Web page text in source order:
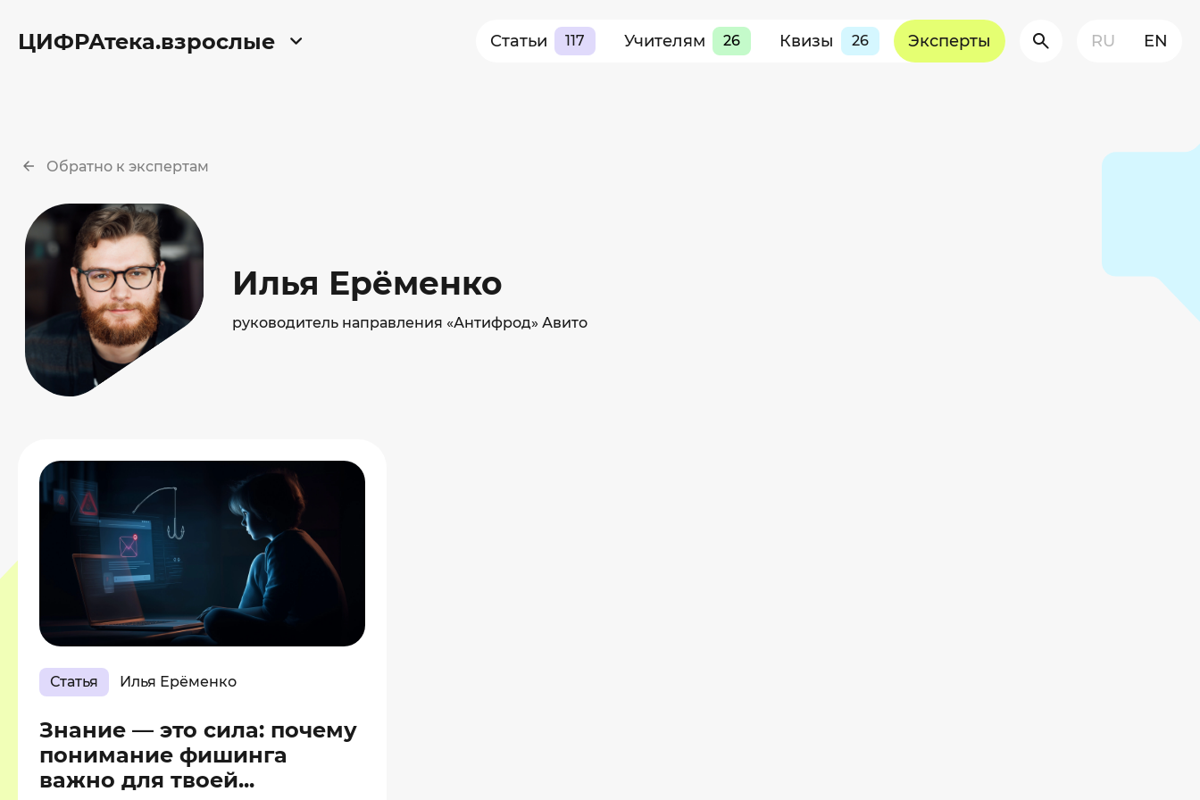
ЦИФРАтека.взрослые Статьи 117 Учителям 26 Квизы 26 Эксперты RU EN
Обратно к экспертам
Илья Ерёменко
руководитель направления «Антифрод» Авито
Статья Илья Ерёменко
Знание — это сила: почему
понимание фишинга
важно для твоей...